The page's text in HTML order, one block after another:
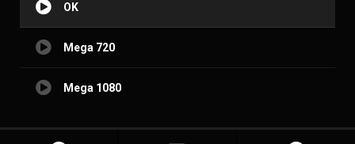
OK
Mega 720
Mega 1080